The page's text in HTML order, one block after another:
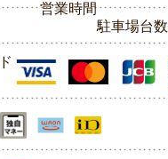
営業時間
駐車場台数